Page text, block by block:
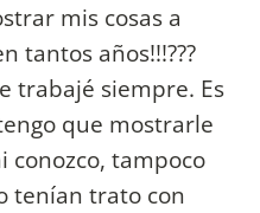
mis cosas a
tantos años!!!???
trabajé siempre. Es
que mostrarle
conozco, tampoco
tenían trato con